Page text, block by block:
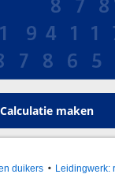
Calculatie maken
duikers Leidingwerk: